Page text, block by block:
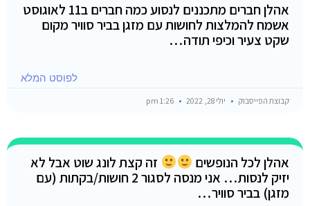
אהלן חברים מתכננים לנסוע כמה חברים ב11 לאוגוסט
אשמח להמלצות לחושות עם מזגן בביר סוויר מקום
שקט צעיר וכיפי תודה…
לפוסט המלא
קבוצת הפייסבוק יולי 28, 2022
אהלן לכל הנופשים
זה קצת לונג שוט אבל לא
יזיק לנסות… אני מנסה לסגור 2 חושות/בקתות (עם
מזגן) בביר סוויר…